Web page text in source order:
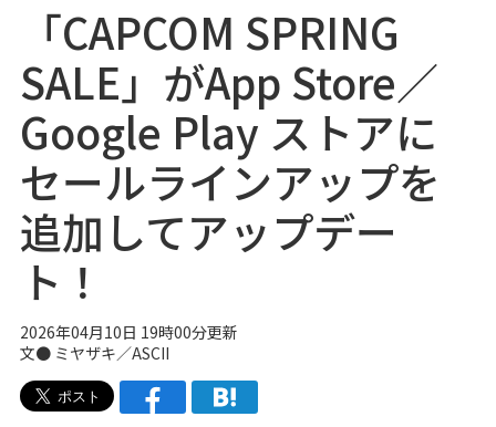
「CAPCOM SPRING
SALE」がApp Store／
Google Play ストアに
セールラインアップを
追加してアップデー
ト！
2026年04月10日 19時00分更新
文● ミヤザキ／ASCII